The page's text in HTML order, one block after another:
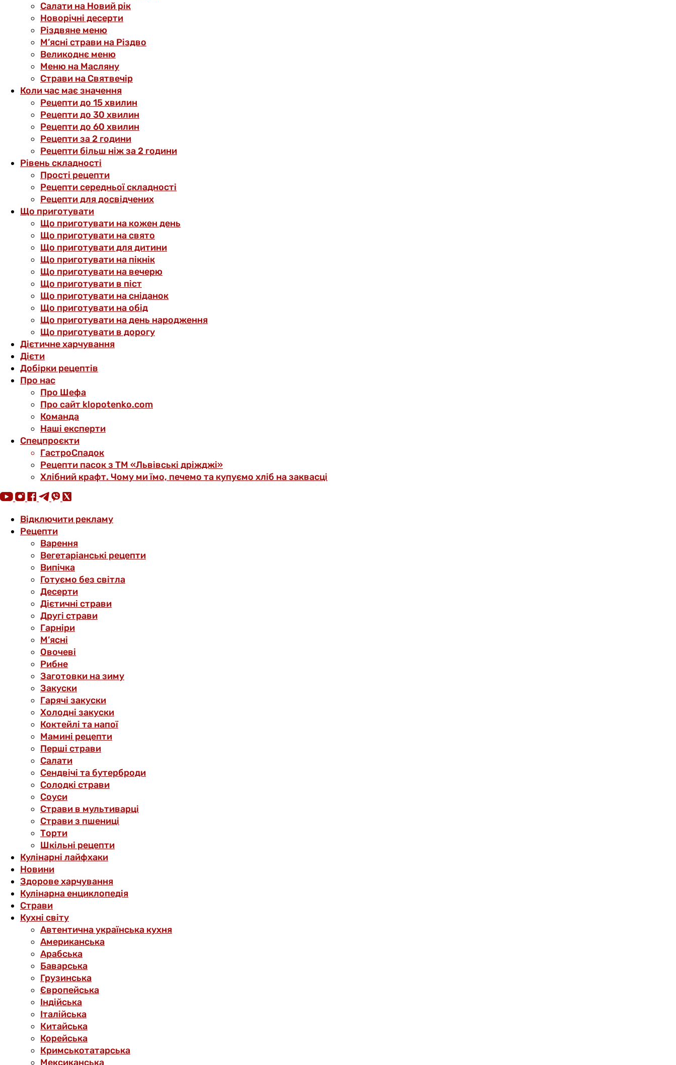
Салати на Новий рік
Новорічні десерти
Різдвяне меню
М’ясні страви на Різдво
Великоднє меню
Меню на Масляну
Страви на Святвечір
Коли час має значення
Рецепти до 15 хвилин
Рецепти до 30 хвилин
Рецепти до 60 хвилин
Рецепти за 2 години
Рецепти більш ніж за 2 години
Рівень складності
Прості рецепти
Рецепти середньої складності
Рецепти для досвідчених
Що приготувати
Що приготувати на кожен день
Що приготувати на свято
Що приготувати для дитини
Що приготувати на пікнік
Що приготувати на вечерю
Що приготувати в піст
Що приготувати на сніданок
Що приготувати на обід
Що приготувати на день народження
Що приготувати в дорогу
Дієтичне харчування
Дієти
Добірки рецептів
Про нас
Про Шефа
Про сайт klopotenko.com
Команда
Наші експерти
Спецпроєкти
ГастроСпадок
Рецепти пасок з ТМ «Львівські дріжджі»
Хлібний крафт. Чому ми їмо, печемо та купуємо хліб на заквасці
Відключити рекламу
Рецепти
Варення
Вегетаріанські рецепти
Випічка
Готуємо без світла
Десерти
Дієтичні страви
Другі страви
Гарніри
М’ясні
Овочеві
Рибне
Заготовки на зиму
Закуски
Гарячі закуски
Холодні закуски
Коктейлі та напої
Мамині рецепти
Перші страви
Салати
Сендвічі та бутерброди
Солодкі страви
Соуси
Страви в мультиварці
Страви з пшениці
Торти
Шкільні рецепти
Кулінарні лайфхаки
Новини
Здорове харчування
Кулінарна енциклопедія
Страви
Кухні світу
Автентична українська кухня
Американська
Арабська
Баварська
Грузинська
Європейська
Індійська
Італійська
Китайська
Корейська
Кримськотатарська
Мексиканська